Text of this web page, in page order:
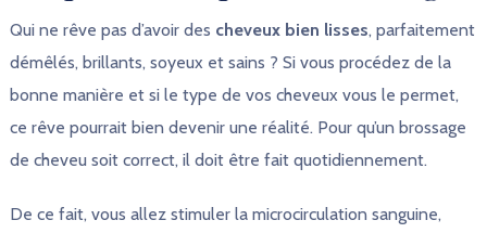
Qui ne rêve pas d’avoir des cheveux bien lisses, parfaitement
démêlés, brillants, soyeux et sains ? Si vous procédez de la
bonne manière et si le type de vos cheveux vous le permet,
ce rêve pourrait bien devenir une réalité. Pour qu’un brossage
de cheveu soit correct, il doit être fait quotidiennement.
De ce fait, vous allez stimuler la microcirculation sanguine,